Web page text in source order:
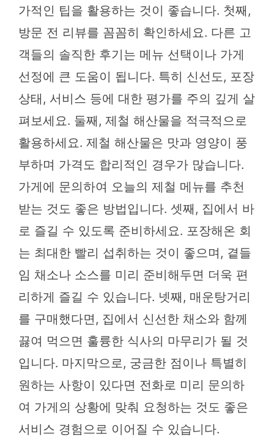
가적인 팁을 활용하는 것이 좋습니다. 첫째,
방문 전 리뷰를 꼼꼼히 확인하세요. 다른 고
객들의 솔직한 후기는 메뉴 선택이나 가게
선정에 큰 도움이 됩니다. 특히 신선도, 포장
상태, 서비스 등에 대한 평가를 주의 깊게 살
펴보세요. 둘째, 제철 해산물을 적극적으로
활용하세요. 제철 해산물은 맛과 영양이 풍
부하며 가격도 합리적인 경우가 많습니다.
가게에 문의하여 오늘의 제철 메뉴를 추천
받는 것도 좋은 방법입니다. 셋째, 집에서 바
로 즐길 수 있도록 준비하세요. 포장해온 회
는 최대한 빨리 섭취하는 것이 좋으며, 곁들
임 채소나 소스를 미리 준비해두면 더욱 편
리하게 즐길 수 있습니다. 넷째, 매운탕거리
를 구매했다면, 집에서 신선한 채소와 함께
끓여 먹으면 훌륭한 식사의 마무리가 될 것
입니다. 마지막으로, 궁금한 점이나 특별히
원하는 사항이 있다면 전화로 미리 문의하
여 가게의 상황에 맞춰 요청하는 것도 좋은
서비스 경험으로 이어질 수 있습니다.